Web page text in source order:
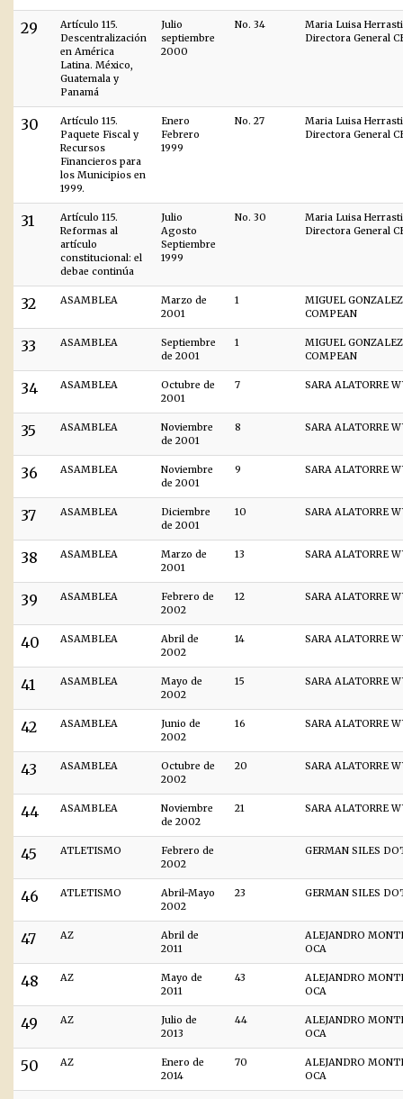
29
Artículo 115.
Descentralización
en América
Latina. México,
Guatemala y
Panamá
Julio
septiembre
2000
No. 34
Maria Luisa Herrasti
Directora General
30
Artículo 115.
Paquete Fiscal y
Recursos
Financieros para
los Municipios en
1999.
Enero
Febrero
1999
No. 27
Maria Luisa Herrasti
Directora General
31
Artículo 115.
Reformas al
artículo
constitucional: el
debae continúa
Julio
Agosto
Septiembre
1999
No. 30
Maria Luisa Herrasti
Directora General
32 ASAMBLEA
Marzo de
2001
1
MIGUEL GONZALEZ
COMPEAN
33 ASAMBLEA
Septiembre
de 2001
1
MIGUEL GONZALEZ
COMPEAN
34 ASAMBLEA
Octubre de
2001
7 SARA ALATORRE
35 ASAMBLEA
Noviembre
de 2001
8 SARA ALATORRE
36 ASAMBLEA
Noviembre
de 2001
9 SARA ALATORRE
37 ASAMBLEA
Diciembre
de 2001
10 SARA ALATORRE
38 ASAMBLEA
Marzo de
2001
13 SARA ALATORRE
39 ASAMBLEA
Febrero de
2002
12 SARA ALATORRE
40 ASAMBLEA
Abril de
2002
14 SARA ALATORRE
41 ASAMBLEA
Mayo de
2002
15 SARA ALATORRE
42 ASAMBLEA
Junio de
2002
16 SARA ALATORRE
43 ASAMBLEA
Octubre de
2002
20 SARA ALATORRE
44 ASAMBLEA
Noviembre
de 2002
21 SARA ALATORRE
45 ATLETISMO
Febrero de
2002
GERMAN SILES
46 ATLETISMO
Abril-Mayo
2002
23 GERMAN SILES
47 AZ
Abril de
2011
ALEJANDRO
OCA
48 AZ
Mayo de
2011
43
ALEJANDRO
OCA
49 AZ
Julio de
2013
44
ALEJANDRO
OCA
50 AZ
Enero de
2014
70
ALEJANDRO
OCA